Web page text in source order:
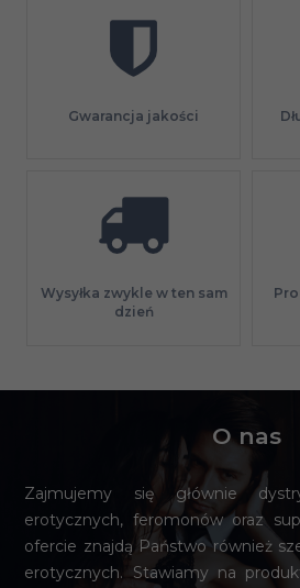
Gwarancja jakości
Wysyłka zwykle w ten sam
dzień
O nas
Zajmujemy się głównie
erotycznych, feromonów oraz
ofercie znajdą Państwo również
erotycznych. Stawiamy na